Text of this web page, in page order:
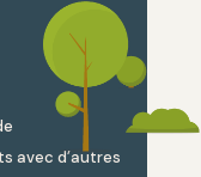
avec d’autres